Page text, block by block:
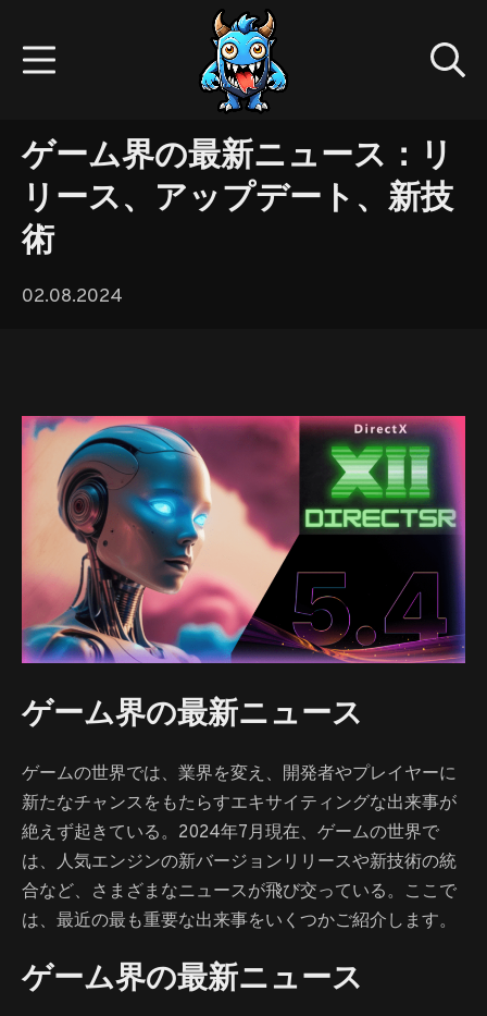
content
Gamedev.monster
ゲーム界の最新ニュース：リ
リース、アップデート、新技
術
02.08.2024
ゲーム界の最新ニュース
ゲームの世界では、業界を変え、開発者やプレイヤーに
新たなチャンスをもたらすエキサイティングな出来事が
絶えず起きている。2024年7月現在、ゲームの世界で
は、人気エンジンの新バージョンリリースや新技術の統
合など、さまざまなニュースが飛び交っている。ここで
は、最近の最も重要な出来事をいくつかご紹介します。
ゲーム界の最新ニュース